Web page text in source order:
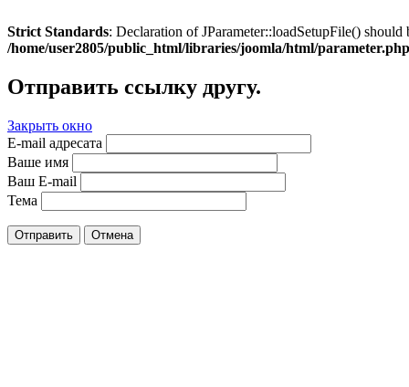
Strict Standards: Declaration of JParameter::loadSetupFile()
/home/user2805/public_html/libraries/joomla/html/parameter.php
Отправить ссылку другу.
Закрыть окно
E-mail адресата
Ваше имя
Ваш E-mail
Тема
Отправить Отмена